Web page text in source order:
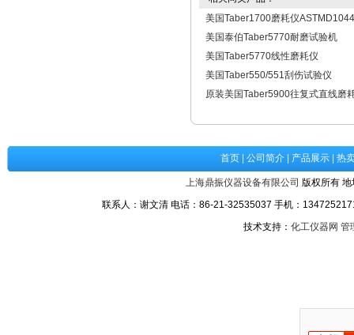
美国Taber1700磨耗仪ASTMD1044
美国泰伯Taber5770耐磨试验机
美国Taber5770线性磨耗仪
美国Taber550/551刮伤试验仪
原装美国Taber5900往复式直线磨
首页| 公司简介| 产品展示| 热
上海鼎振仪器设备有限公司 版权所有
联系人：谢文清 电话：86-21-32535037 手机：
技术支持： 化工仪器网 管